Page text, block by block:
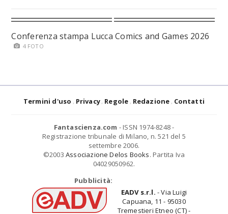
Conferenza stampa Lucca Comics and Games 2026
4 FOTO
Termini d'uso Privacy Regole Redazione Contatti
Fantascienza.com - ISSN 1974-8248 -
Registrazione tribunale di Milano, n. 521 del 5
settembre 2006.
©2003 Associazione Delos Books. Partita Iva
04029050962.
Pubblicità:
EADV s.r.l. - Via Luigi
Capuana, 11 - 95030
Tremestieri Etneo (CT) -